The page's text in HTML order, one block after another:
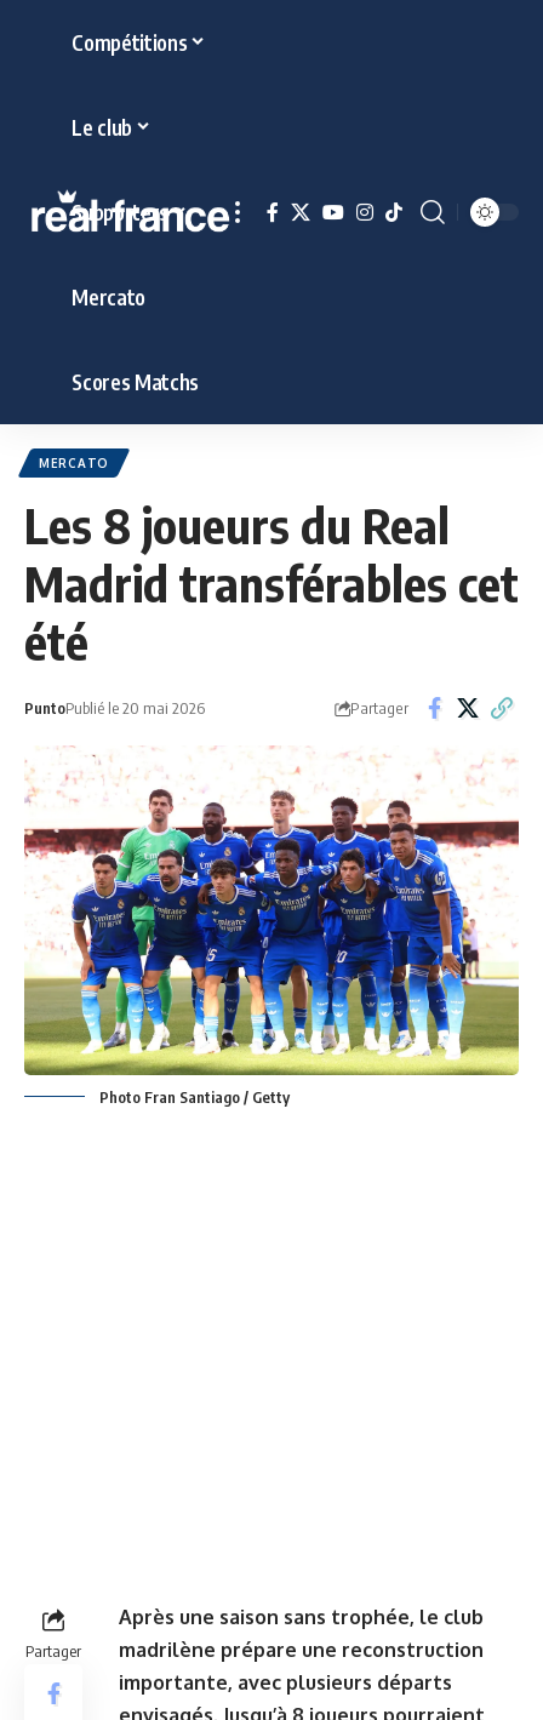
Compétitions
Le club
Supporters
Mercato
Scores Matchs
MERCATO
Les 8 joueurs du Real
Madrid transférables cet
été
PuntoPublié le 20 mai 2026 Partager
Photo Fran Santiago / Getty
Partager
Après une saison sans trophée, le club
madrilène prépare une reconstruction
importante, avec plusieurs départs
envisagés. Jusqu’à 8 joueurs pourraient